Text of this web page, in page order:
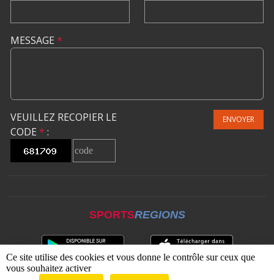
MESSAGE *
VEUILLEZ RECOPIER LE
CODE * :
ENVOYER
SPORTSREGIONS
Ce site utilise des cookies et vous donne le contrôle sur ceux que
vous souhaitez activer